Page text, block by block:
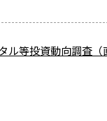
ル等投資動向調査（